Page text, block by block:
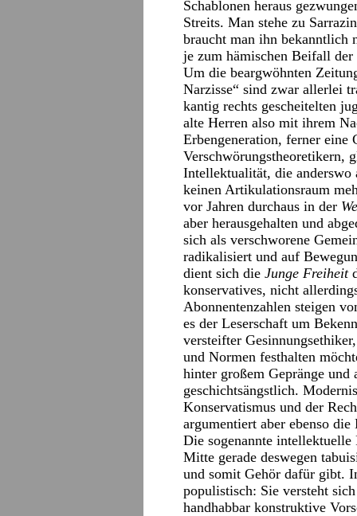
Schablonen heraus
Streits. Man stehe zu
braucht man ihn bekanntlich
je zum hämischen Beifall der
Um die beargwöhnten
Narzisse“ sind zwar allerlei
kantig rechts gescheitelten
alte Herren also mit ihrem
Erbengeneration, ferner eine
Verschwörungstheoretikern,
Intellektualität, die
keinen Artikulationsraum
vor Jahren durchaus in der
aber herausgehalten und
sich als verschworene
radikalisiert und auf
dient sich die Junge Freiheit
konservatives, nicht
Abonnentenzahlen steigen
es der Leserschaft um
versteifter
und Normen festhalten
hinter großem Gepränge und
geschichtsängstlich.
Konservatismus und der
argumentiert aber ebenso
Die sogenannte
Mitte gerade deswegen
und somit Gehör dafür gibt.
populistisch: Sie versteht
handhabbar konstruktive